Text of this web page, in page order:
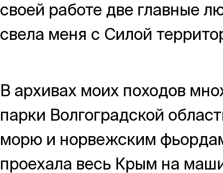
своей работе две главные
свела меня с Силой
В архивах моих походов
парки Волгоградской
морю и норвежским
проехала весь Крым на